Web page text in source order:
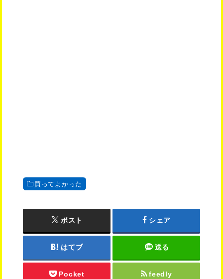
買ってよかった
ポスト シェア
はてブ 送る
Pocket feedly